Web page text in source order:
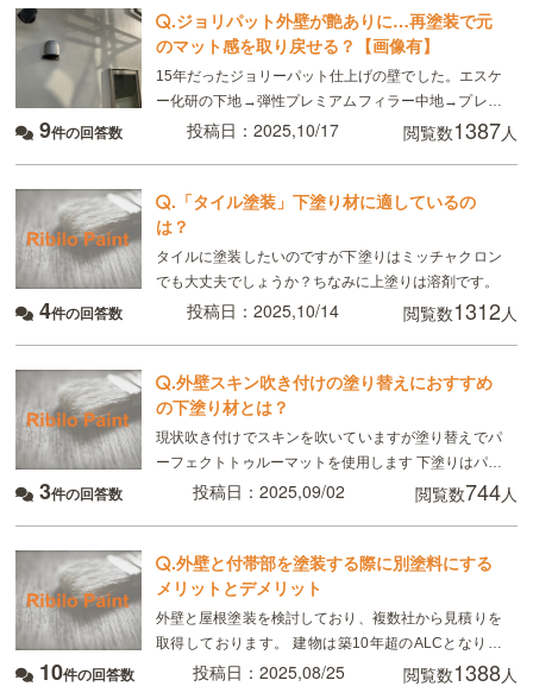
.ジョリパット外壁が艶ありに…再塗装で元
のマット感を取り戻せる？【画像有】
15年だったジョリーパット仕上げの壁でした。エスケ
ー化研の下地→弾性プレミアムフィラー中地→プレミ
アムシリコン上地→プレミアムシリコンでテカリが出
9件の回答数 投稿日：2025,10/17 閲覧数1387人
. 「タイル塗装」下塗り材に適しているの
は？
タイルに塗装したいのですが下塗りはミッチャクロン
でも大丈夫でしょうか？ちなみに上塗りは溶剤です。
4件の回答数 投稿日：2025,10/14 閲覧数1312人
.外壁スキン吹き付けの塗り替えにおすすめ
の下塗り材とは？
現状吹き付けでスキンを吹いていますが塗り替えでパ
ーフェクトトゥルーマットを使用します 下塗りはパー
フェクトサーフで大丈夫ですか？
3件の回答数 投稿日：2025,09/02 閲覧数744人
.外壁と付帯部を塗装する際に別塗料にする
メリットとデメリット
外壁と屋根塗装を検討しており、複数社から見積りを
取得しております。 建物は築10年超のALCとなりま
10件の回答数 投稿日：2025,08/25 閲覧数1388人